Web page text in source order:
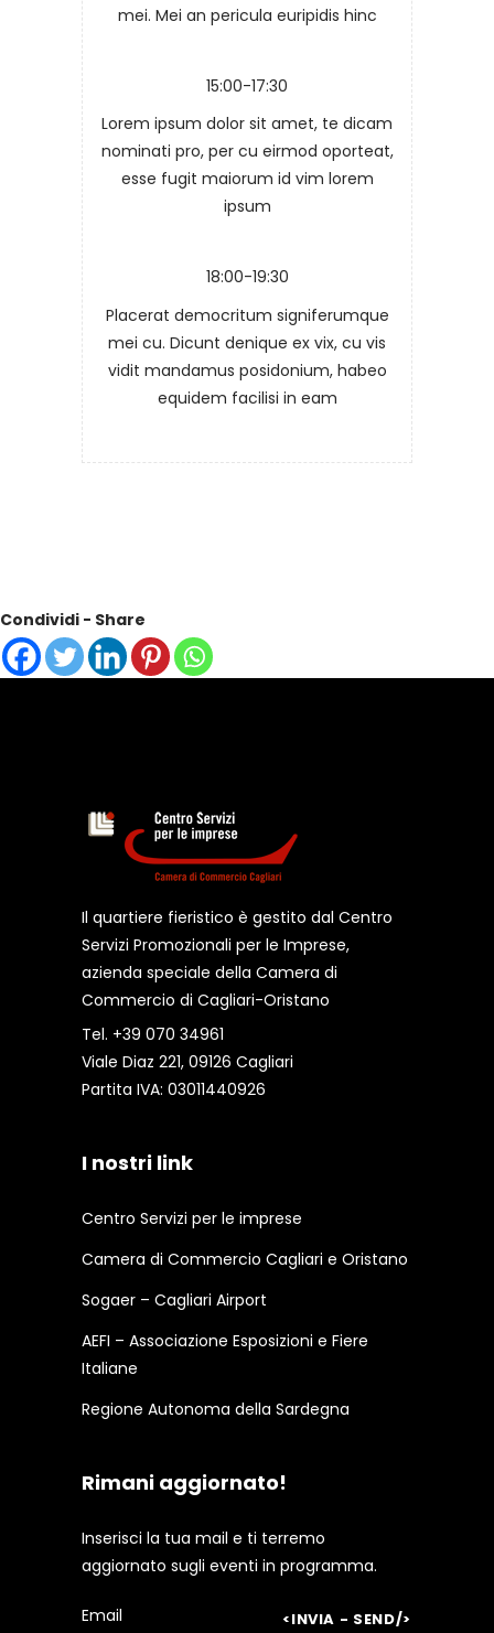
mei. Mei an pericula euripidis hinc
15:00-17:30
Lorem ipsum dolor sit amet, te dicam
nominati pro, per cu eirmod oporteat,
esse fugit maiorum id vim lorem
ipsum
18:00-19:30
Placerat democritum signiferumque
mei cu. Dicunt denique ex vix, cu vis
vidit mandamus posidonium, habeo
equidem facilisi in eam
Condividi - Share
Il quartiere fieristico è gestito dal Centro
Servizi Promozionali per le Imprese,
azienda speciale della Camera di
Commercio di Cagliari-Oristano
Tel. +39 070 34961
Viale Diaz 221, 09126 Cagliari
Partita IVA: 03011440926
I nostri link
Centro Servizi per le imprese
Camera di Commercio Cagliari e Oristano
Sogaer – Cagliari Airport
AEFI – Associazione Esposizioni e Fiere
Italiane
Regione Autonoma della Sardegna
Rimani aggiornato!
Inserisci la tua mail e ti terremo
aggiornato sugli eventi in programma.